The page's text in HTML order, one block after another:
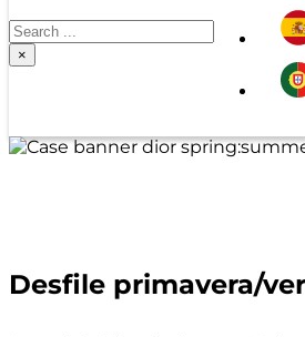
Search
×
Desfile primavera/